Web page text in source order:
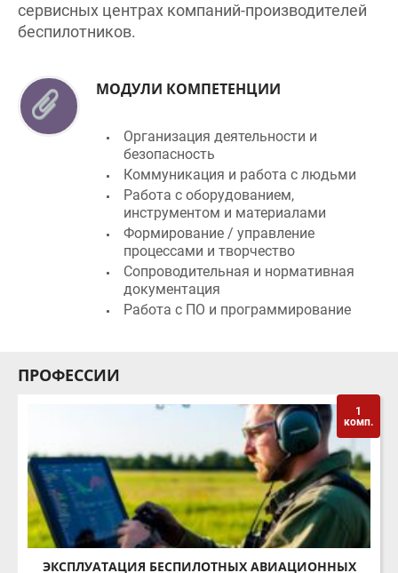
беспилотников.
безопасность
Коммуникация и работа с людьми
Работа с оборудованием,
инструментом и материалами
Формирование / управление
процессами и творчество
Сопроводительная и нормативная
документация
Работа с ПО и программирование
комп.
ЭКСПЛУАТАЦИЯ БЕСПИЛОТНЫХ АВИАЦИОННЫХ
СИСТЕМ